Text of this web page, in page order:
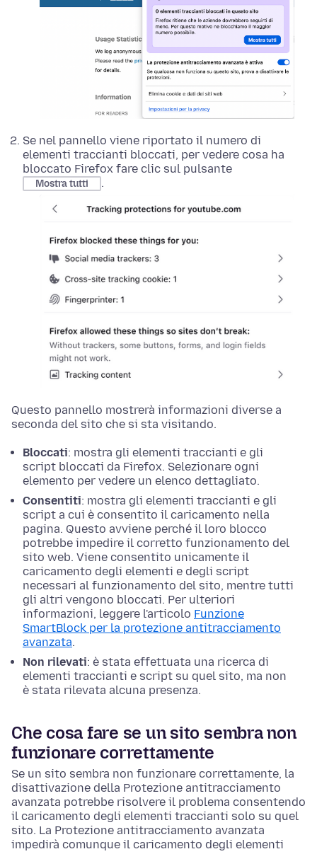
Se nel pannello viene riportato il numero di
elementi traccianti bloccati, per vedere cosa ha
bloccato Firefox fare clic sul pulsante
Mostra tutti .
Questo pannello mostrerà informazioni diverse a
seconda del sito che si sta visitando.
Bloccati: mostra gli elementi traccianti e gli
script bloccati da Firefox. Selezionare ogni
elemento per vedere un elenco dettagliato.
Consentiti: mostra gli elementi traccianti e gli
script a cui è consentito il caricamento nella
pagina. Questo avviene perché il loro blocco
potrebbe impedire il corretto funzionamento del
sito web. Viene consentito unicamente il
caricamento degli elementi e degli script
necessari al funzionamento del sito, mentre tutti
gli altri vengono bloccati. Per ulteriori
informazioni, leggere l'articolo Funzione
SmartBlock per la protezione antitracciamento
avanzata.
Non rilevati: è stata effettuata una ricerca di
elementi traccianti e script su quel sito, ma non
è stata rilevata alcuna presenza.
Che cosa fare se un sito sembra non
funzionare correttamente
Se un sito sembra non funzionare correttamente, la
disattivazione della Protezione antitracciamento
avanzata potrebbe risolvere il problema consentendo
il caricamento degli elementi traccianti solo su quel
sito. La Protezione antitracciamento avanzata
impedirà comunque il caricamento degli elementi